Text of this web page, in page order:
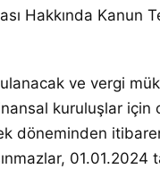
Hakkında Kanun
ve vergi
kuruluşlar
döneminden